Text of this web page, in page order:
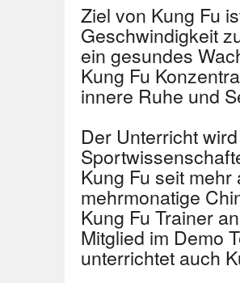
Ziel von Kung Fu
Geschwindigkeit
ein gesundes
Kung Fu
innere Ruhe und
Der Unterricht
Kung Fu seit
mehrmonatige
Kung Fu Trainer
Mitglied im Demo
unterrichtet auch